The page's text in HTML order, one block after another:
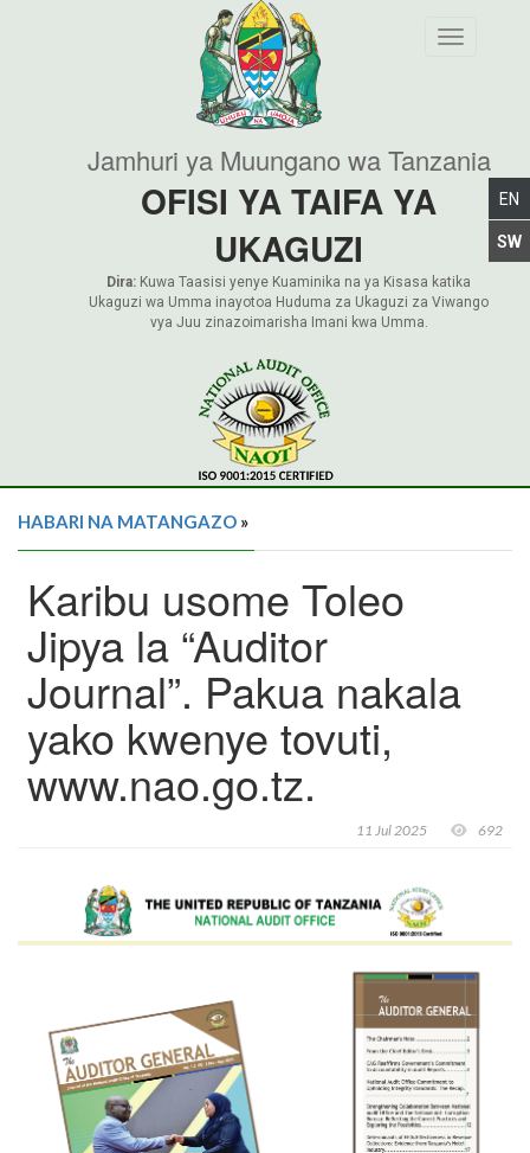
Toggle
Jamhuri ya Muungano wa Tanzania
OFISI YA TAIFA YA
UKAGUZI
Dira: Kuwa Taasisi yenye Kuaminika na ya Kisasa katika
Ukaguzi wa Umma inayotoa Huduma za Ukaguzi za Viwango
vya Juu zinazoimarisha Imani kwa Umma.
HABARI NA MATANGAZO »
​Karibu usome Toleo
Jipya la “Auditor
Journal”. Pakua nakala
yako kwenye tovuti,
www.nao.go.tz.
11 Jul 2025 692